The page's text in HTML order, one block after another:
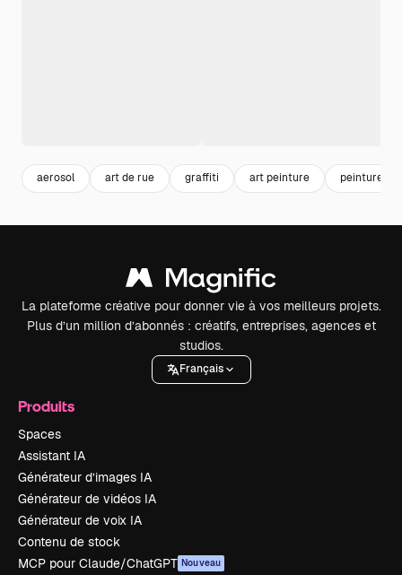
aerosol art de rue graffiti art peinture peinture
La plateforme créative pour donner vie à vos meilleurs projets.
Plus d’un million d’abonnés : créatifs, entreprises, agences et
studios.
Français
Produits
Spaces
Assistant IA
Générateur d’images IA
Générateur de vidéos IA
Générateur de voix IA
Contenu de stock
MCP pour Claude/ChatGPT Nouveau